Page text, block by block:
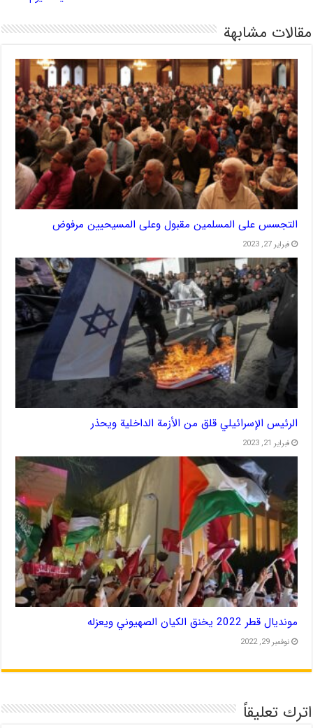
مقالات مشابهة
التجسس على المسلمين مقبول وعلى المسيحيين مرفوض
فبراير 27, 2023
الرئيس الإسرائيلي قلق من الأزمة الداخلية ويحذر
فبراير 21, 2023
مونديال قطر 2022 يخنق الكيان الصهيوني ويعزله
نوفمبر 29, 2022
اترك تعليقاً